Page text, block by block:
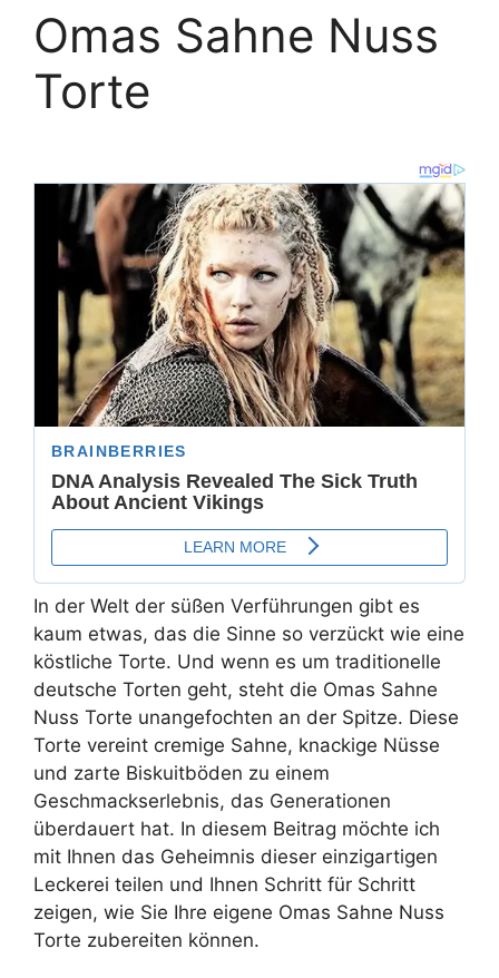
Omas Sahne Nuss
Torte
In der Welt der süßen Verführungen gibt es
kaum etwas, das die Sinne so verzückt wie eine
köstliche Torte. Und wenn es um traditionelle
deutsche Torten geht, steht die Omas Sahne
Nuss Torte unangefochten an der Spitze. Diese
Torte vereint cremige Sahne, knackige Nüsse
und zarte Biskuitböden zu einem
Geschmackserlebnis, das Generationen
überdauert hat. In diesem Beitrag möchte ich
mit Ihnen das Geheimnis dieser einzigartigen
Leckerei teilen und Ihnen Schritt für Schritt
zeigen, wie Sie Ihre eigene Omas Sahne Nuss
Torte zubereiten können.